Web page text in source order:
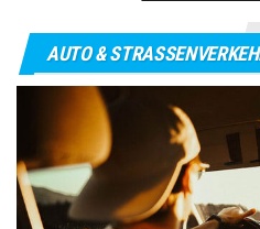
AUTO & STRASSENVERKEHR